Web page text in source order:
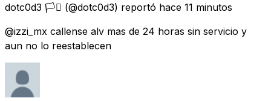
dotc0d3 🏳️‍⚧️ (@dotc0d3) reportó hace 11 minutos
@izzi_mx callense alv mas de 24 horas sin servicio y
aun no lo reestablecen